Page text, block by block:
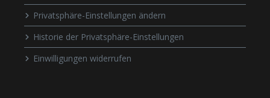
Privatsphäre-Einstellungen ändern
Historie der Privatsphäre-Einstellungen
Einwilligungen widerrufen